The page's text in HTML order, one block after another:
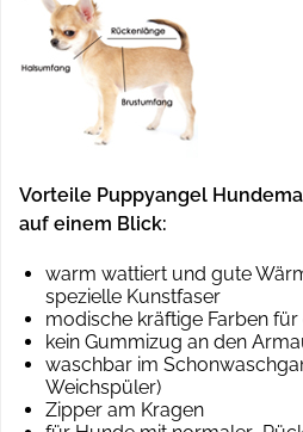
Vorteile Puppyangel
auf einem Blick:
warm wattiert und gute
spezielle Kunstfaser
modische kräftige Farben
kein Gummizug an den
waschbar im
Weichspüler)
Zipper am Kragen